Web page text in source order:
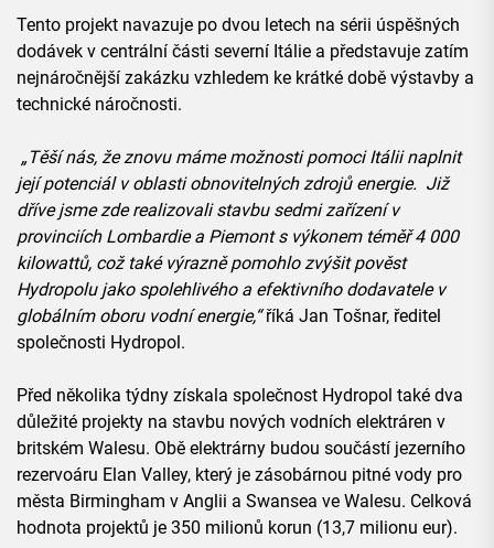
Tento projekt navazuje po dvou letech na sérii úspěšných
dodávek v centrální části severní Itálie a představuje zatím
nejnáročnější zakázku vzhledem ke krátké době výstavby a
technické náročnosti.
„Těší nás, že znovu máme možnosti pomoci Itálii naplnit
její potenciál v oblasti obnovitelných zdrojů energie. Již
dříve jsme zde realizovali stavbu sedmi zařízení v
provinciích Lombardie a Piemont s výkonem téměř 4 000
kilowattů, což také výrazně pomohlo zvýšit pověst
Hydropolu jako spolehlivého a efektivního dodavatele v
globálním oboru vodní energie,“říká Jan Tošnar, ředitel
společnosti Hydropol.
Před několika týdny získala společnost Hydropol také dva
důležité projekty na stavbu nových vodních elektráren v
britském Walesu. Obě elektrárny budou součástí jezerního
rezervoáru Elan Valley, který je zásobárnou pitné vody pro
města Birmingham v Anglii a Swansea ve Walesu. Celková
hodnota projektů je 350 milionů korun (13,7 milionu eur).